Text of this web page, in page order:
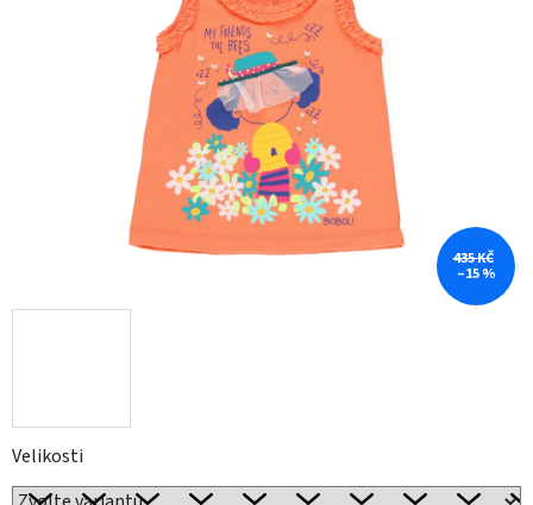
Velikosti
435 KČ
–15 %